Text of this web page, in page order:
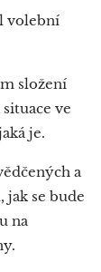
volební
složení
ve
je.
a
jak se bude
na